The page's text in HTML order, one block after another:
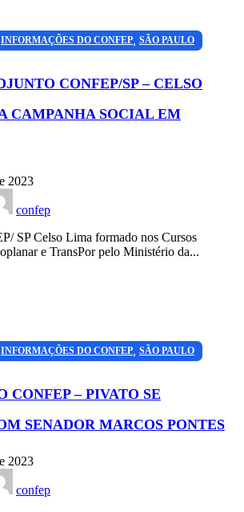
INFORMAÇÕES DO CONFEP, SÃO PAULO
CONFEP/SP – CELSO
CAMPANHA SOCIAL EM
2023
confep
SP Celso Lima formado nos Cursos
e TransPor pelo Ministério da...
INFORMAÇÕES DO CONFEP, SÃO PAULO
CONFEP – PIVATO SE
SENADOR MARCOS PONTES
2023
confep